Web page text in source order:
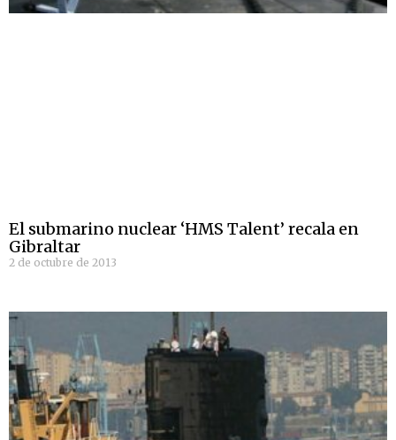
El submarino nuclear ‘HMS Talent’ recala en
Gibraltar
2 de octubre de 2013